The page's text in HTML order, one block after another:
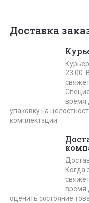
Доставка
23.00.
время
упаковку на
комплектации.
Когда
время
оценить состояние